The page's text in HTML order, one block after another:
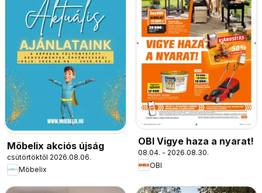
Möbelix akciós újság
csütörtöktől 2026.08.06.
Möbelix
OBI Vigye haza a nyarat!
08.04. - 2026.08.30.
OBI